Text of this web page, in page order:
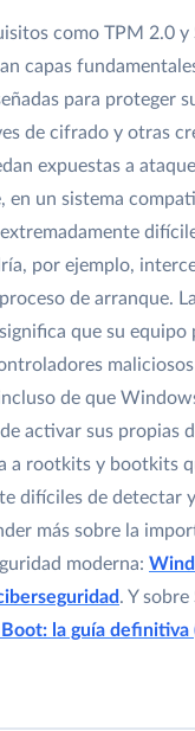
como TPM 2.0 y
capas
para proteger
de cifrado y otras
expuestas a
en un sistema
por ejemplo,
de arranque.
que su equipo
maliciosos
de que
activar sus propias
a rootkits y bootkits
difíciles de detectar
más sobre la
moderna:
. Y
la guía definitiva